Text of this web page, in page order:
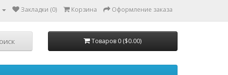
Закладки (0) Корзина Оформление заказа
Товаров 0 ($0.00)